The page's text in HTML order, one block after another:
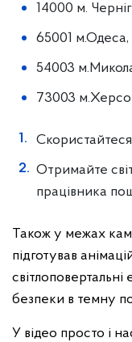
14000 м.
65001
54003
73003
Отримайте
працівника
Також у межах
підготував
безпеки в темну
У відео просто і